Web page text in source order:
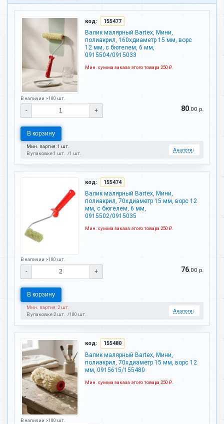
код: 155477
Валик малярный Bartex, Мини,
полиакрил, 160хдиаметр 15 мм, ворс
12 мм, с бюгелем, 6 мм,
0915504/0915033
Мин. сумма заказа этого товара 250 ₽.
В наличии >100 шт.
- + 80.00 р.
В корзину
Мин. партия: 1 шт.
В упаковке:1 шт. 1 шт.
Аналоги↓
код: 155474
Валик малярный Bartex, Мини,
полиакрил, 70хдиаметр 15 мм, ворс 12
мм, с бюгелем, 6 мм,
0915502/0915035
Мин. сумма заказа этого товара 250 ₽.
В наличии >100 шт.
- + 76.00 р.
В корзину
Мин. партия: 2 шт.
В упаковке:2 шт. 100 шт.
Аналоги↓
код: 155480
Валик малярный Bartex, Мини,
полиакрил, 70хдиаметр 15 мм, ворс 12
мм, 0915615/155480
Мин. сумма заказа этого товара 250 ₽.
В наличии >100 шт.